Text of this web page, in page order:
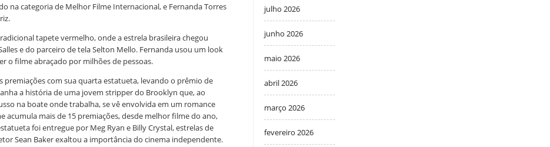
na categoria de Melhor Filme Internacional, e Fernanda Torres
tapete vermelho, onde a estrela brasileira chegou
e do parceiro de tela Selton Mello. Fernanda usou um look
o filme abraçado por milhões de pessoas.
premiações com sua quarta estatueta, levando o prêmio de
a história de uma jovem stripper do Brooklyn que, ao
na boate onde trabalha, se vê envolvida em um romance
acumula mais de 15 premiações, desde melhor filme do ano,
foi entregue por Meg Ryan e Billy Crystal, estrelas de
Sean Baker exaltou a importância do cinema independente.
julho 2026
junho 2026
maio 2026
abril 2026
março 2026
fevereiro 2026